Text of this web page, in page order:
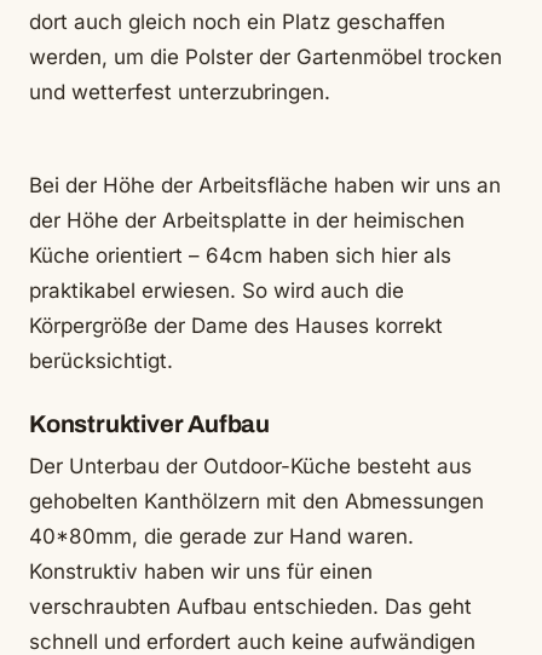
dort auch gleich noch ein Platz geschaffen
werden, um die Polster der Gartenmöbel trocken
und wetterfest unterzubringen.
Bei der Höhe der Arbeitsfläche haben wir uns an
der Höhe der Arbeitsplatte in der heimischen
Küche orientiert – 64cm haben sich hier als
praktikabel erwiesen. So wird auch die
Körpergröße der Dame des Hauses korrekt
berücksichtigt.
Konstruktiver Aufbau
Der Unterbau der Outdoor-Küche besteht aus
gehobelten Kanthölzern mit den Abmessungen
40*80mm, die gerade zur Hand waren.
Konstruktiv haben wir uns für einen
verschraubten Aufbau entschieden. Das geht
schnell und erfordert auch keine aufwändigen